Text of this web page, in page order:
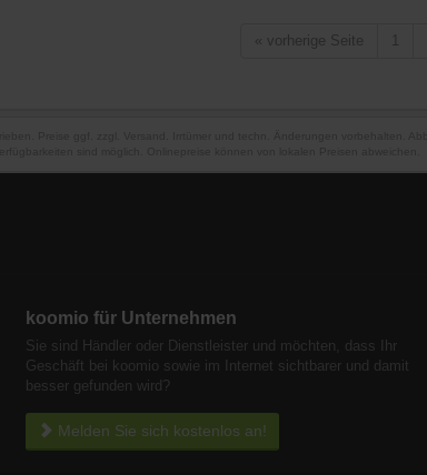
vorherige Seite 1
koomio für Unternehmen
Sie sind Händler oder Dienstleister und möchten, dass Ihr
Geschäft bei koomio sowie im Internet sichtbarer und damit
besser gefunden wird?
Melden Sie sich kostenlos an!